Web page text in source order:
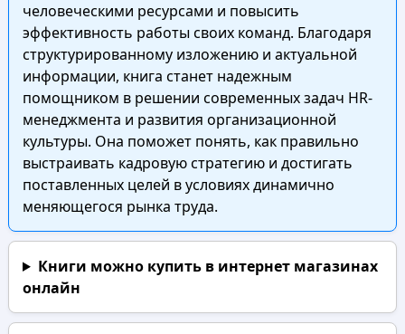
человеческими ресурсами и повысить
эффективность работы своих команд. Благодаря
структурированному изложению и актуальной
информации, книга станет надежным
помощником в решении современных задач HR-
менеджмента и развития организационной
культуры. Она поможет понять, как правильно
выстраивать кадровую стратегию и достигать
поставленных целей в условиях динамично
меняющегося рынка труда.
Книги можно купить в интернет магазинах
онлайн